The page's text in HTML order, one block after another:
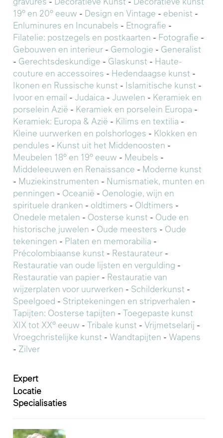
19° en 20° eeuw - Design en Vintage - ebenist -
Enluminures en Incunabels - Etnografie -
Filatelie: postzegels en postkaarten - Fotografie -
Gebouwen en interieur - Gemologie - Generalist
- Gerechtsdeskundige - Glaskunst - Haute-
couture en accessoires - Hedendaagse kunst -
Ikonen en Russische kunst - Islamitische kunst -
Ivoor en email - Judaica - Juwelen - Keramiek en
porselein Azië - Keramiek en porselein Europa -
Keramiek: Europa & Azië - Kilims en textilia -
Kleine uurwerken en polshorloges - Klokken en
pendules - Kunst uit het Middenoosten -
Meubelen 18° en 19° eeuw - Meubels -
Middeleeuwen en Renaissance - Moderne kunst
- Muziekinstrumenten - Numismatiek, munten en
penningen - Oceanië - Oenologie, wijn en
spirituele dranken - oldtimers - Oldtimers -
Onedele metalen - Oosterse kunst - Oude en
historische juwelen - Oude meesters - Oude
tekeningen - Platen en memorabilia -
Précolombiaanse kunst - Restaurateur -
Restauratie van oude lijsten en vergulding -
Restauratie van papier - Restauratie van
wijzerplaten voor uurwerken - Schilderkunst -
Speelgoed - Striptekeningen en stripverhalen -
Tapijten: Oosterse tapijten - Toegepaste kunst
XIX tot XX° eeuw - Tribale kunst - Vrijmetselarij -
Vroegchristelijke kunst - Wandtapijten - Wapens
- Zilver
Expert
Locatie
Specialisaties